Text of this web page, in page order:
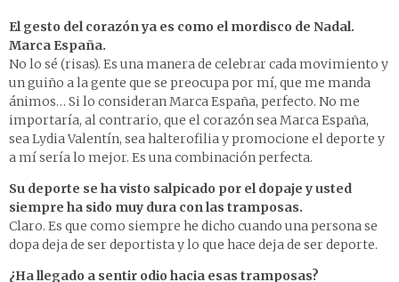
El gesto del corazón ya es como el mordisco de Nadal.
Marca España.
No lo sé (risas). Es una manera de celebrar cada movimiento y
un guiño a la gente que se preocupa por mí, que me manda
ánimos… Si lo consideran Marca España, perfecto. No me
importaría, al contrario, que el corazón sea Marca España,
sea Lydia Valentín, sea halterofilia y promocione el deporte y
a mí sería lo mejor. Es una combinación perfecta.
Su deporte se ha visto salpicado por el dopaje y usted
siempre ha sido muy dura con las tramposas.
Claro. Es que como siempre he dicho cuando una persona se
dopa deja de ser deportista y lo que hace deja de ser deporte.
¿Ha llegado a sentir odio hacia esas tramposas?